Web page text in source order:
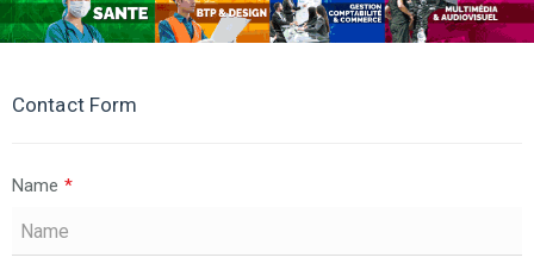
Contact Form
Name *